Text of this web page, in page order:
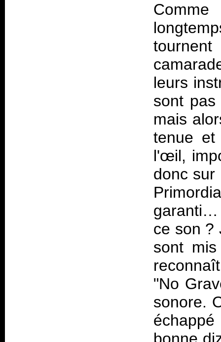
tournent
leurs
sont
mais
tenue et
l'œil,
donc sur
garanti…
ce son ?
sont
"No
sonore.